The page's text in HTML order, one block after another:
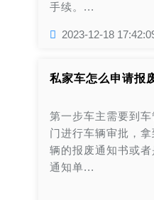
手续。...
2023-12-18
私家车怎么申请报
第一步车主需要到车
门进行车辆审批，
辆的报废通知书或者
通知单...